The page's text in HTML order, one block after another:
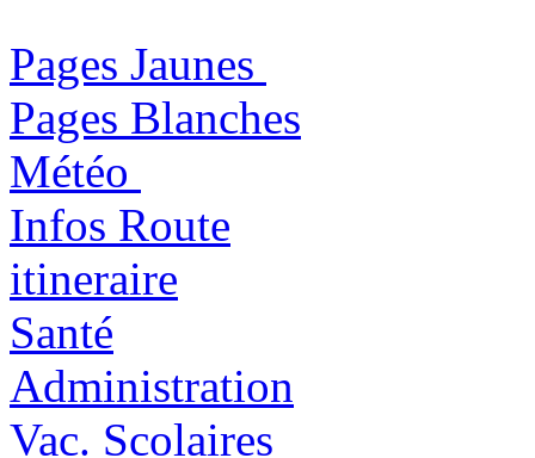
Pages Jaunes
Pages Blanches
Météo
Infos Route
itineraire
Santé
Administration
Vac. Scolaires